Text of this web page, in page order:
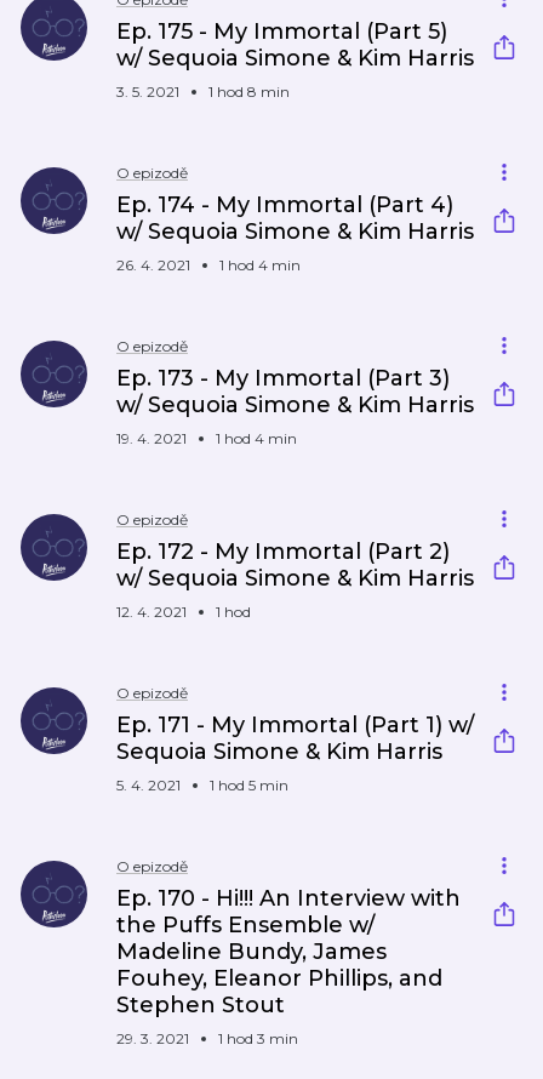
Ep. 175 - My Immortal (Part 5)
w/ Sequoia Simone & Kim Harris
3. 5. 2021 1 hod 8 min
O epizodě
Ep. 174 - My Immortal (Part 4)
w/ Sequoia Simone & Kim Harris
26. 4. 2021 1 hod 4 min
O epizodě
Ep. 173 - My Immortal (Part 3)
w/ Sequoia Simone & Kim Harris
19. 4. 2021 1 hod 4 min
O epizodě
Ep. 172 - My Immortal (Part 2)
w/ Sequoia Simone & Kim Harris
12. 4. 2021 1 hod
O epizodě
Ep. 171 - My Immortal (Part 1) w/
Sequoia Simone & Kim Harris
5. 4. 2021 1 hod 5 min
O epizodě
Ep. 170 - Hi!!! An Interview with
the Puffs Ensemble w/
Madeline Bundy, James
Fouhey, Eleanor Phillips, and
Stephen Stout
29. 3. 2021 1 hod 3 min